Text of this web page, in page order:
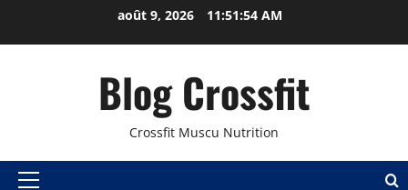
août 9, 2026 11:51:54 AM
Blog Crossfit
Crossfit Muscu Nutrition